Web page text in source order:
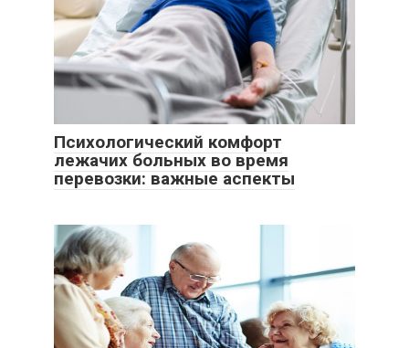
Психологический комфорт
лежачих больных во время
перевозки: важные аспекты